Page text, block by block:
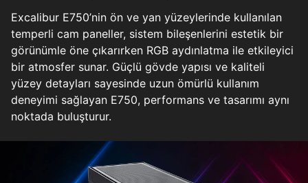
Excalibur E750’nin ön ve yan yüzeylerinde kullanılan
temperli cam paneller, sistem bileşenlerini estetik bir
görünümle öne çıkarırken RGB aydınlatma ile etkileyici
bir atmosfer sunar. Güçlü gövde yapısı ve kaliteli
yüzey detayları sayesinde uzun ömürlü kullanım
deneyimi sağlayan E750, performans ve tasarımı aynı
noktada buluşturur.